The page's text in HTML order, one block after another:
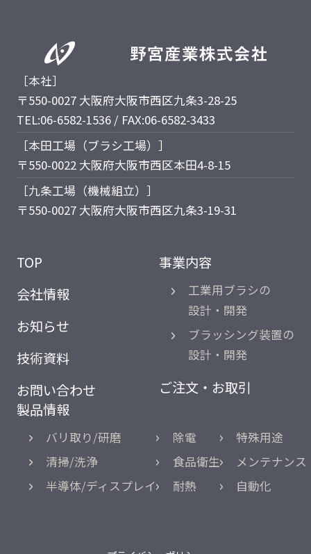
［本社］
〒550-0027 大阪府大阪市西区九条3-28-25
TEL:06-6582-1536 / FAX:06-6582-3433
［本田工場（ブラシ工場）］
〒550-0022 大阪府大阪市西区本田4-8-15
［九条工場（機械組立）］
〒550-0027 大阪府大阪市西区九条3-19-31
TOP
会社情報
お知らせ
技術資料
お問い合わせ
事業内容
工業用ブラシの
設計・開発
ブラッシング装置の
設計・開発
ご注文・お取引
製品情報
バリ取り/研磨
清掃/洗浄
半導体/ディスプレイ
除電
食品衛生
耐熱
特殊用途
メンテナンス
自動化